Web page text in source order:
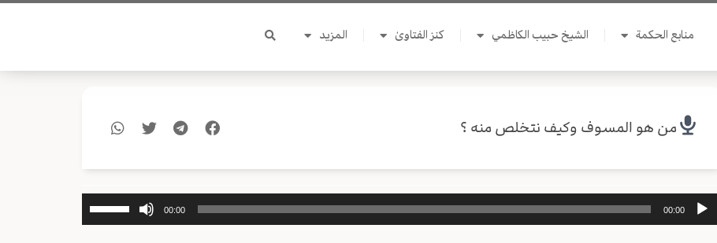
منابع الحكمة الشيخ حبيب الكاظمي كنز الفتاوىٰ المزيد
من هو المسوف وكيف نتخلص منه ؟
مشغل
00:00
00:00